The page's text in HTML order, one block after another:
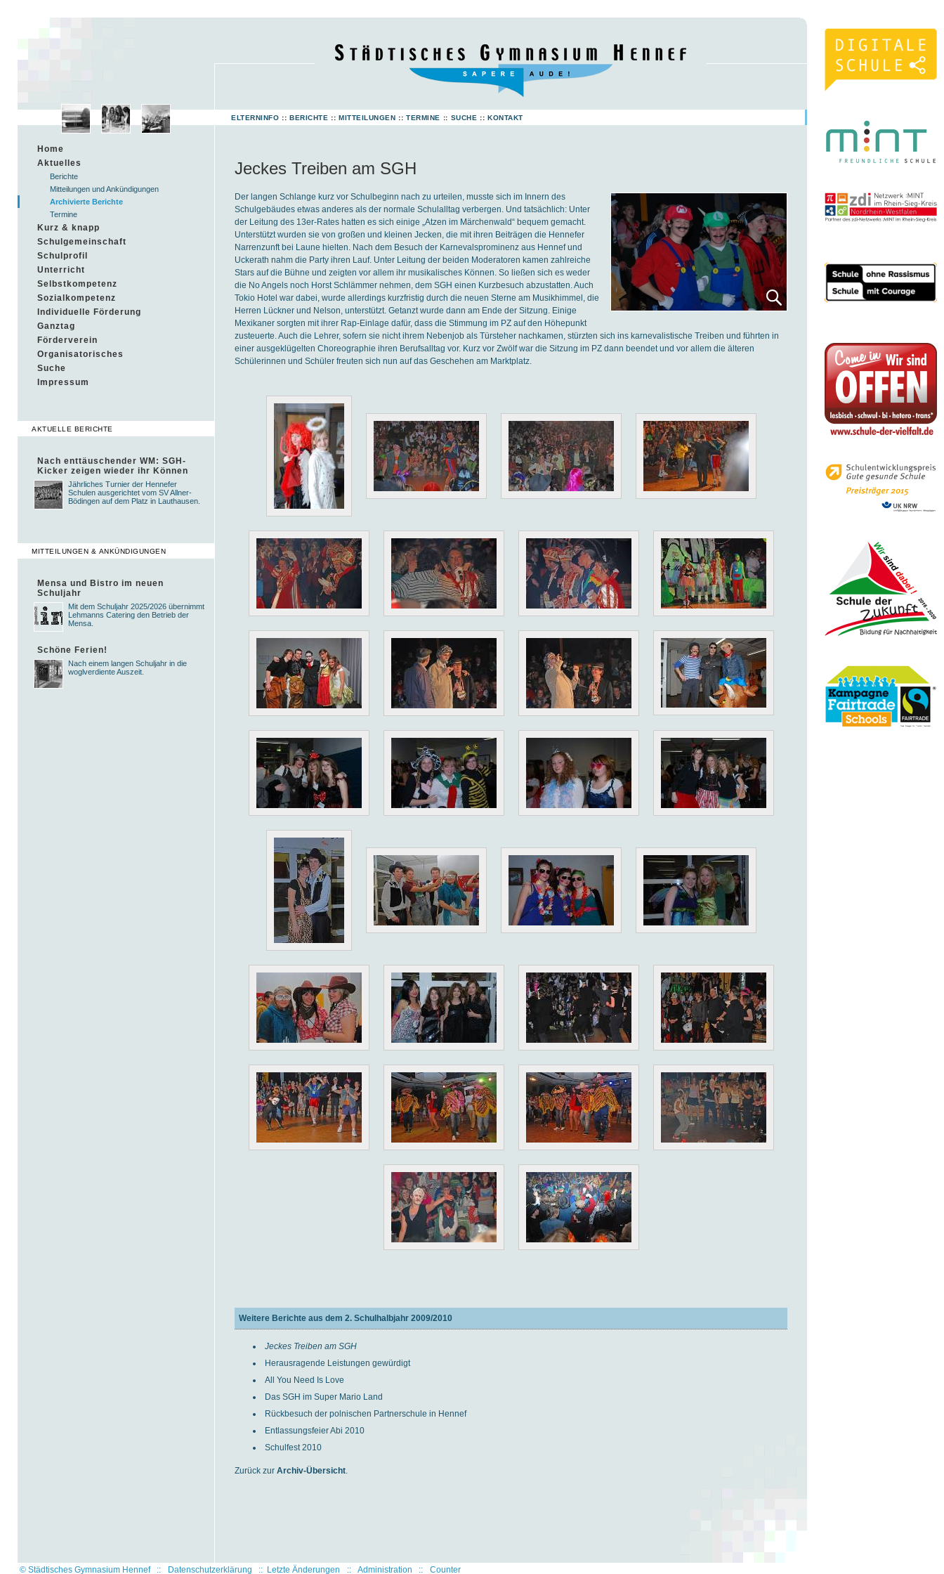
ELTERNINFO :: BERICHTE :: MITTEILUNGEN :: TERMINE :: SUCHE :: KONTAKT
Home
Aktuelles
Berichte
Mitteilungen und Ankündigungen
Archivierte Berichte
Termine
Kurz & knapp
Schulgemeinschaft
Schulprofil
Unterricht
Selbstkompetenz
Sozialkompetenz
Individuelle Förderung
Ganztag
Förderverein
Organisatorisches
Suche
Impressum
AKTUELLE BERICHTE
Nach enttäuschender WM: SGH-
Kicker zeigen wieder ihr Können
Jährliches Turnier der Hennefer
Schulen ausgerichtet vom SV Allner-
Bödingen auf dem Platz in Lauthausen.
MITTEILUNGEN & ANKÜNDIGUNGEN
Mensa und Bistro im neuen
Schuljahr
Mit dem Schuljahr 2025/2026 übernimmt
Lehmanns Catering den Betrieb der
Mensa.
Schöne Ferien!
Nach einem langen Schuljahr in die
woglverdiente Auszeit.
Jeckes Treiben am SGH
Der langen Schlange kurz vor Schulbeginn nach zu urteilen, musste sich im Innern des
Schulgebäudes etwas anderes als der normale Schulalltag verbergen. Und tatsächlich: Unter
der Leitung des 13er-Rates hatten es sich einige „Atzen im Märchenwald“ bequem gemacht.
Unterstützt wurden sie von großen und kleinen Jecken, die mit ihren Beiträgen die Hennefer
Narrenzunft bei Laune hielten. Nach dem Besuch der Karnevalsprominenz aus Hennef und
Uckerath nahm die Party ihren Lauf. Unter Leitung der beiden Moderatoren kamen zahlreiche
Stars auf die Bühne und zeigten vor allem ihr musikalisches Können. So ließen sich es weder
die No Angels noch Horst Schlämmer nehmen, dem SGH einen Kurzbesuch abzustatten. Auch
Tokio Hotel war dabei, wurde allerdings kurzfristig durch die neuen Sterne am Musikhimmel, die
Herren Lückner und Nelson, unterstützt. Getanzt wurde dann am Ende der Sitzung. Einige
Mexikaner sorgten mit ihrer Rap-Einlage dafür, dass die Stimmung im PZ auf den Höhepunkt
zusteuerte. Auch die Lehrer, sofern sie nicht ihrem Nebenjob als Türsteher nachkamen, stürzten sich ins karnevalistische Treiben und führten in
einer ausgeklügelten Choreographie ihren Berufsalltag vor. Kurz vor Zwölf war die Sitzung im PZ dann beendet und vor allem die älteren
Schülerinnen und Schüler freuten sich nun auf das Geschehen am Marktplatz.
Weitere Berichte aus dem 2. Schulhalbjahr 2009/2010
Jeckes Treiben am SGH
Herausragende Leistungen gewürdigt
All You Need Is Love
Das SGH im Super Mario Land
Rückbesuch der polnischen Partnerschule in Hennef
Entlassungsfeier Abi 2010
Schulfest 2010
Zurück zur Archiv-Übersicht.
© Städtisches Gymnasium Hennef :: Datenschutzerklärung :: Letzte Änderungen :: Administration :: Counter